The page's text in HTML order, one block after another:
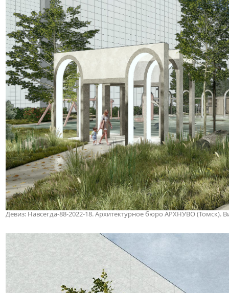
Девиз: Навсегда-88-2022-18. Архитектурное бюро АРХНУВО (Томск).